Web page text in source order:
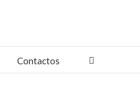
Contactos